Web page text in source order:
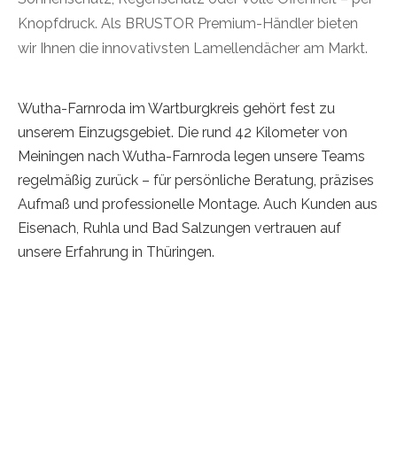
Knopfdruck. Als BRUSTOR Premium-Händler bieten
wir Ihnen die innovativsten Lamellendächer am Markt.
Wutha-Farnroda im Wartburgkreis gehört fest zu
unserem Einzugsgebiet. Die rund 42 Kilometer von
Meiningen nach Wutha-Farnroda legen unsere Teams
regelmäßig zurück – für persönliche Beratung, präzises
Aufmaß und professionelle Montage. Auch Kunden aus
Eisenach, Ruhla und Bad Salzungen vertrauen auf
unsere Erfahrung in Thüringen.